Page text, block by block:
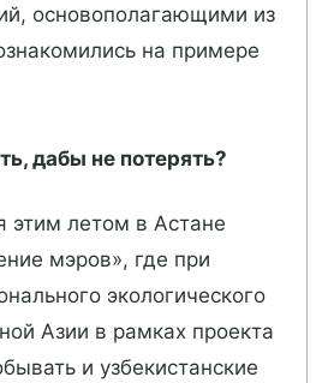
основополагающими из
на примере
дабы не потерять?
этим летом в Астане
мэров», где при
экологического
Азии в рамках проекта
и узбекистанские